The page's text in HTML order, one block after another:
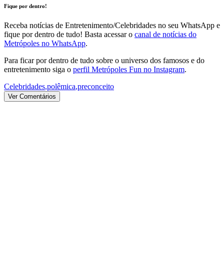
Fique por dentro!
Receba notícias de Entretenimento/Celebridades no seu WhatsApp e
fique por dentro de tudo! Basta acessar o canal de notícias do
Metrópoles no WhatsApp.
Para ficar por dentro de tudo sobre o universo dos famosos e do
entretenimento siga o perfil Metrópoles Fun no Instagram.
Celebridades,polêmica,preconceito
Ver Comentários